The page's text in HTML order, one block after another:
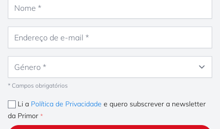
* Campos obrigatórios
Li a Política de Privacidade e quero subscrever a newsletter
da Primor